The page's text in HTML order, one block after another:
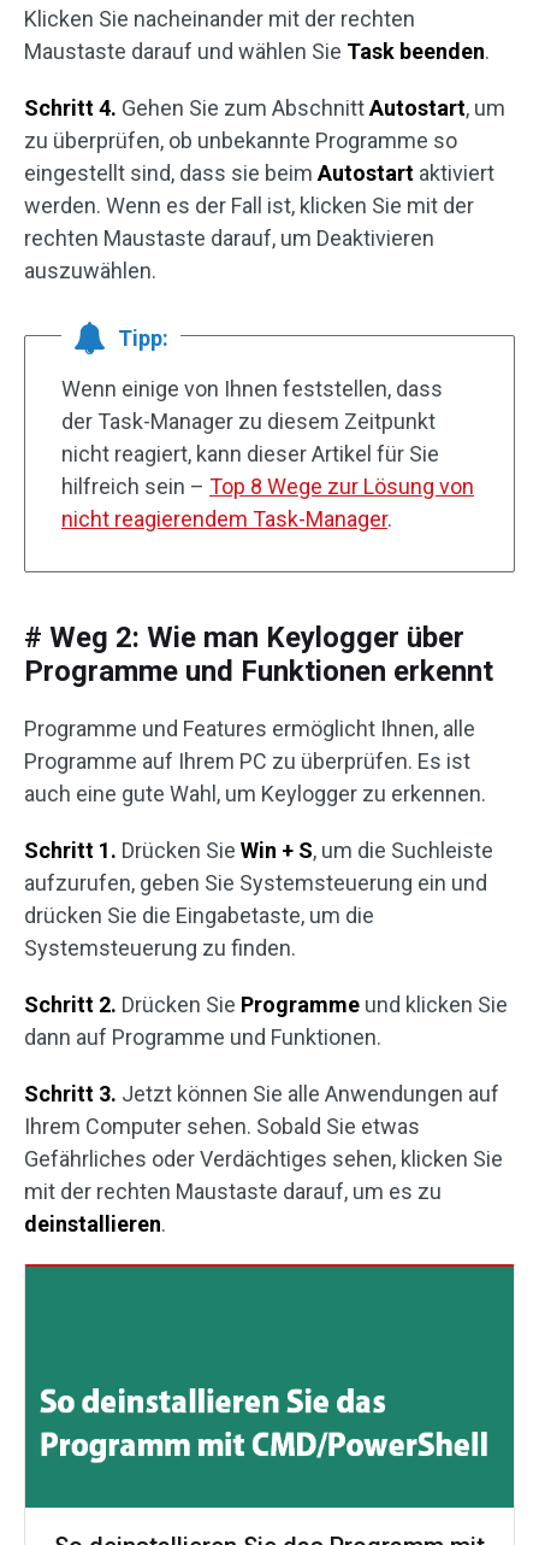
Klicken Sie nacheinander mit der rechten
Maustaste darauf und wählen Sie Task beenden.
Schritt 4. Gehen Sie zum AbschnittAutostart, um
zu überprüfen, ob unbekannte Programme so
eingestellt sind, dass sie beim Autostart aktiviert
werden. Wenn es der Fall ist, klicken Sie mit der
rechten Maustaste darauf, um Deaktivieren
auszuwählen.
Tipp:
Wenn einige von Ihnen feststellen, dass
der Task-Manager zu diesem Zeitpunkt
nicht reagiert, kann dieser Artikel für Sie
hilfreich sein – Top 8 Wege zur Lösung von
nicht reagierendem Task-Manager.
# Weg 2: Wie man Keylogger über
Programme und Funktionen erkennt
Programme und Features ermöglicht Ihnen, alle
Programme auf Ihrem PC zu überprüfen. Es ist
auch eine gute Wahl, um Keylogger zu erkennen.
Schritt 1. Drücken Sie Win + S, um die Suchleiste
aufzurufen, geben Sie Systemsteuerung ein und
drücken Sie die Eingabetaste, um die
Systemsteuerung zu finden.
Schritt 2. Drücken Sie Programme und klicken Sie
dann auf Programme und Funktionen.
Schritt 3. Jetzt können Sie alle Anwendungen auf
Ihrem Computer sehen. Sobald Sie etwas
Gefährliches oder Verdächtiges sehen, klicken Sie
mit der rechten Maustaste darauf, um es zu
deinstallieren.